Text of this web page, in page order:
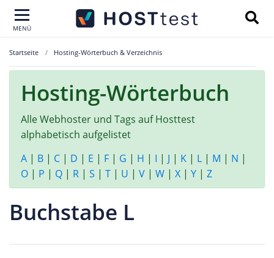
MENÜ
Startseite Hosting-Wörterbuch & Verzeichnis
Hosting-Wörterbuch
Alle Webhoster und Tags auf Hosttest
alphabetisch aufgelistet
A| B| C| D | E | F| G | H | I | J | K| L| M | N |
O| P | Q| R| S | T| U | V| W| X| Y| Z
Buchstabe L